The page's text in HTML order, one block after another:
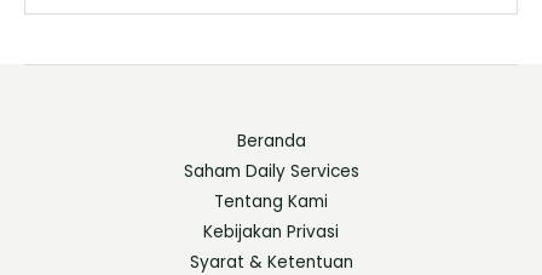
Beranda
Saham Daily Services
Tentang Kami
Kebijakan Privasi
Syarat & Ketentuan